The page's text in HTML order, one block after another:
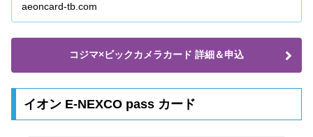
aeoncard-tb.com
コジマ×ビックカメラカード 詳細＆申込
イオン E-NEXCO pass カード